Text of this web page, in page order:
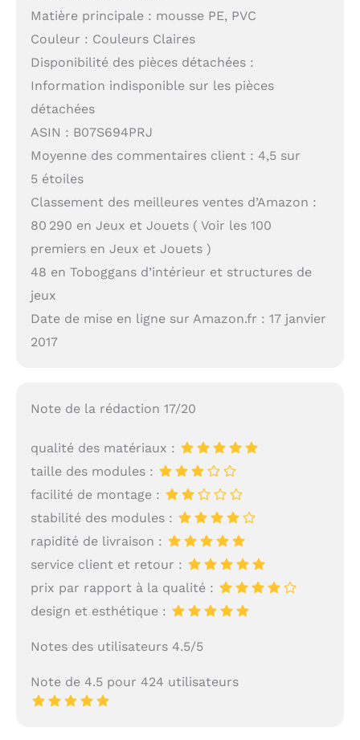
Matière principale : mousse PE, PVC
Couleur : Couleurs Claires
Disponibilité des pièces détachées :
Information indisponible sur les pièces
détachées
ASIN : B07S694PRJ
Moyenne des commentaires client : 4,5 sur
5 étoiles
Classement des meilleures ventes d’Amazon :
80 290 en Jeux et Jouets ( Voir les 100
premiers en Jeux et Jouets )
48 en Toboggans d’intérieur et structures de
jeux
Date de mise en ligne sur Amazon.fr : 17 janvier
2017
Note de la rédaction 17/20
qualité des matériaux :
taille des modules :
facilité de montage :
stabilité des modules :
rapidité de livraison :
service client et retour :
prix par rapport à la qualité :
design et esthétique :
Notes des utilisateurs 4.5/5
Note de 4.5 pour 424 utilisateurs